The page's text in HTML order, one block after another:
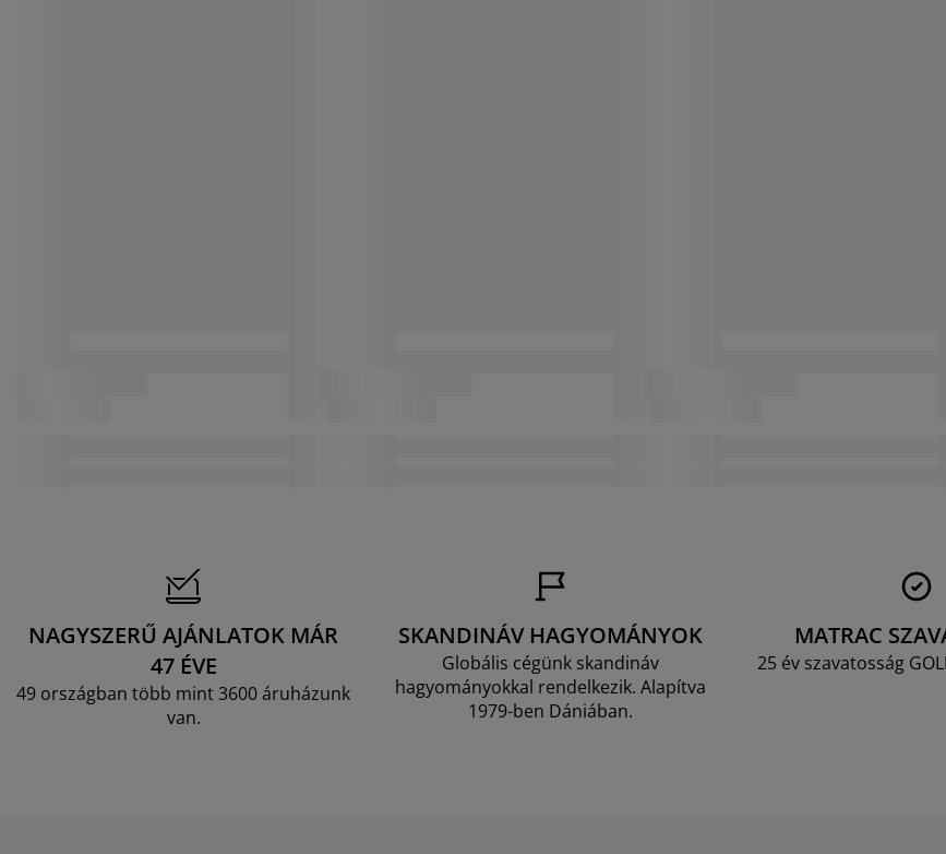
NAGYSZERŰ AJÁNLATOK MÁR
47 ÉVE
49 országban több mint 3600 áruházunk
van.
SKANDINÁV HAGYOMÁNYOK
Globális cégünk skandináv
hagyományokkal rendelkezik. Alapítva
1979-ben Dániában.
MATRAC
25 év szavatosság